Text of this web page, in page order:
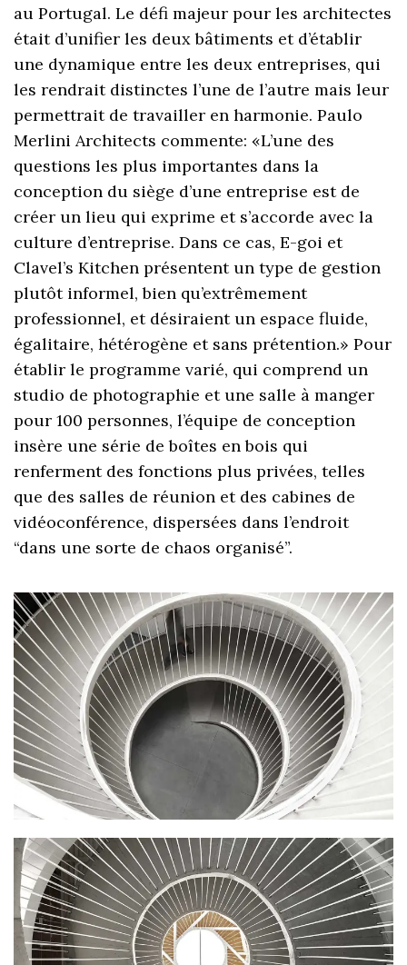
au Portugal. Le défi majeur pour les architectes
était d’unifier les deux bâtiments et d’établir
une dynamique entre les deux entreprises, qui
les rendrait distinctes l’une de l’autre mais leur
permettrait de travailler en harmonie. Paulo
Merlini Architects commente: «L’une des
questions les plus importantes dans la
conception du siège d’une entreprise est de
créer un lieu qui exprime et s’accorde avec la
culture d’entreprise. Dans ce cas, E-goi et
Clavel’s Kitchen présentent un type de gestion
plutôt informel, bien qu’extrêmement
professionnel, et désiraient un espace fluide,
égalitaire, hétérogène et sans prétention.» Pour
établir le programme varié, qui comprend un
studio de photographie et une salle à manger
pour 100 personnes, l’équipe de conception
insère une série de boîtes en bois qui
renferment des fonctions plus privées, telles
que des salles de réunion et des cabines de
vidéoconférence, dispersées dans l’endroit
“dans une sorte de chaos organisé”.